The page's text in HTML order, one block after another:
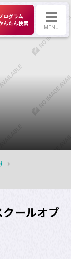
ログラム
んたん検索
ールオブ
MENU